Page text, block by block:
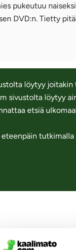
pukeutuu
DVD:n. Tietty
löytyy
sivustolta löytyy
etsiä
tutkimalla